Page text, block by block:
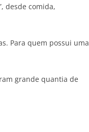
desde comida,
Para quem possui uma
grande quantia de